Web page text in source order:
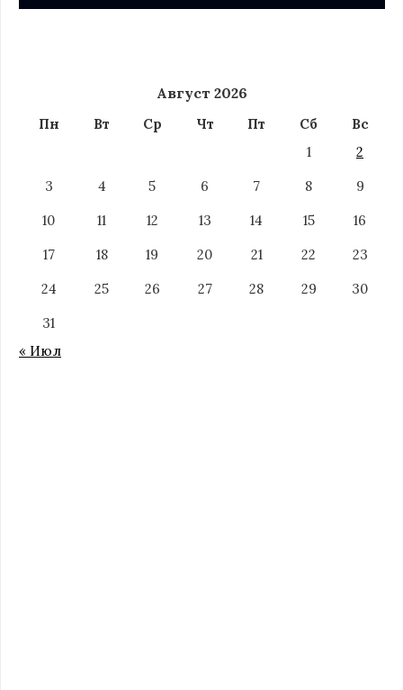
Август 2026
Пн Вт Ср Чт Пт Сб
Вс
1
2
3
4 5 6 7 8
9
10
11 12 13 14 15
16
17
18 19 20 21 22
23
24
25 26 27 28 29
30
31
« Июл